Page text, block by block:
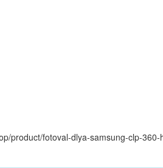
product/fotoval-dlya-samsung-clp-